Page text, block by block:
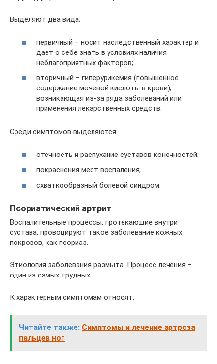
Выделяют два вида:
первичный – носит наследственный характер и
дает о себе знать в условиях наличия
неблагоприятных факторов;
вторичный – гиперурикемия (повышенное
содержание мочевой кислоты в крови),
возникающая из-за ряда заболеваний или
применения лекарственных средств.
Среди симптомов выделяются:
отечность и распухание суставов конечностей;
покраснения мест воспаления;
схваткообразный болевой синдром.
Псориатический артрит
Воспалительные процессы, протекающие внутри
сустава, провоцируют такое заболевание кожных
покровов, как псориаз.
Этиология заболевания размыта. Процесс лечения –
один из самых трудных.
К характерным симптомам относят:
Читайте также: Симптомы и лечение артроза
пальцев ног